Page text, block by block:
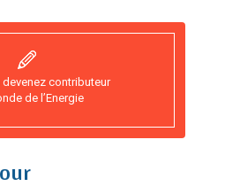
devenez contributeur
de l’Energie